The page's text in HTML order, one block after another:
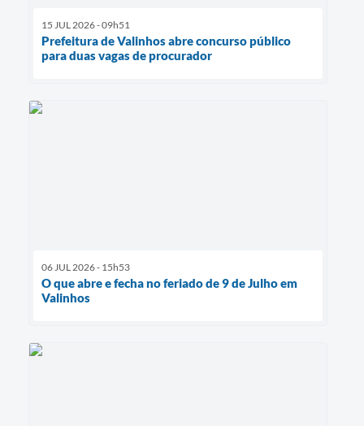
15 JUL 2026 - 09h51
Prefeitura de Valinhos abre concurso público
para duas vagas de procurador
06 JUL 2026 - 15h53
O que abre e fecha no feriado de 9 de Julho em
Valinhos